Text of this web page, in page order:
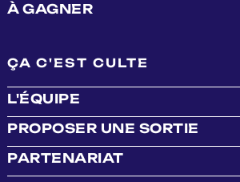
À GAGNER
ÇA C'EST CULTE
L'ÉQUIPE
PROPOSER UNE SORTIE
PARTENARIAT